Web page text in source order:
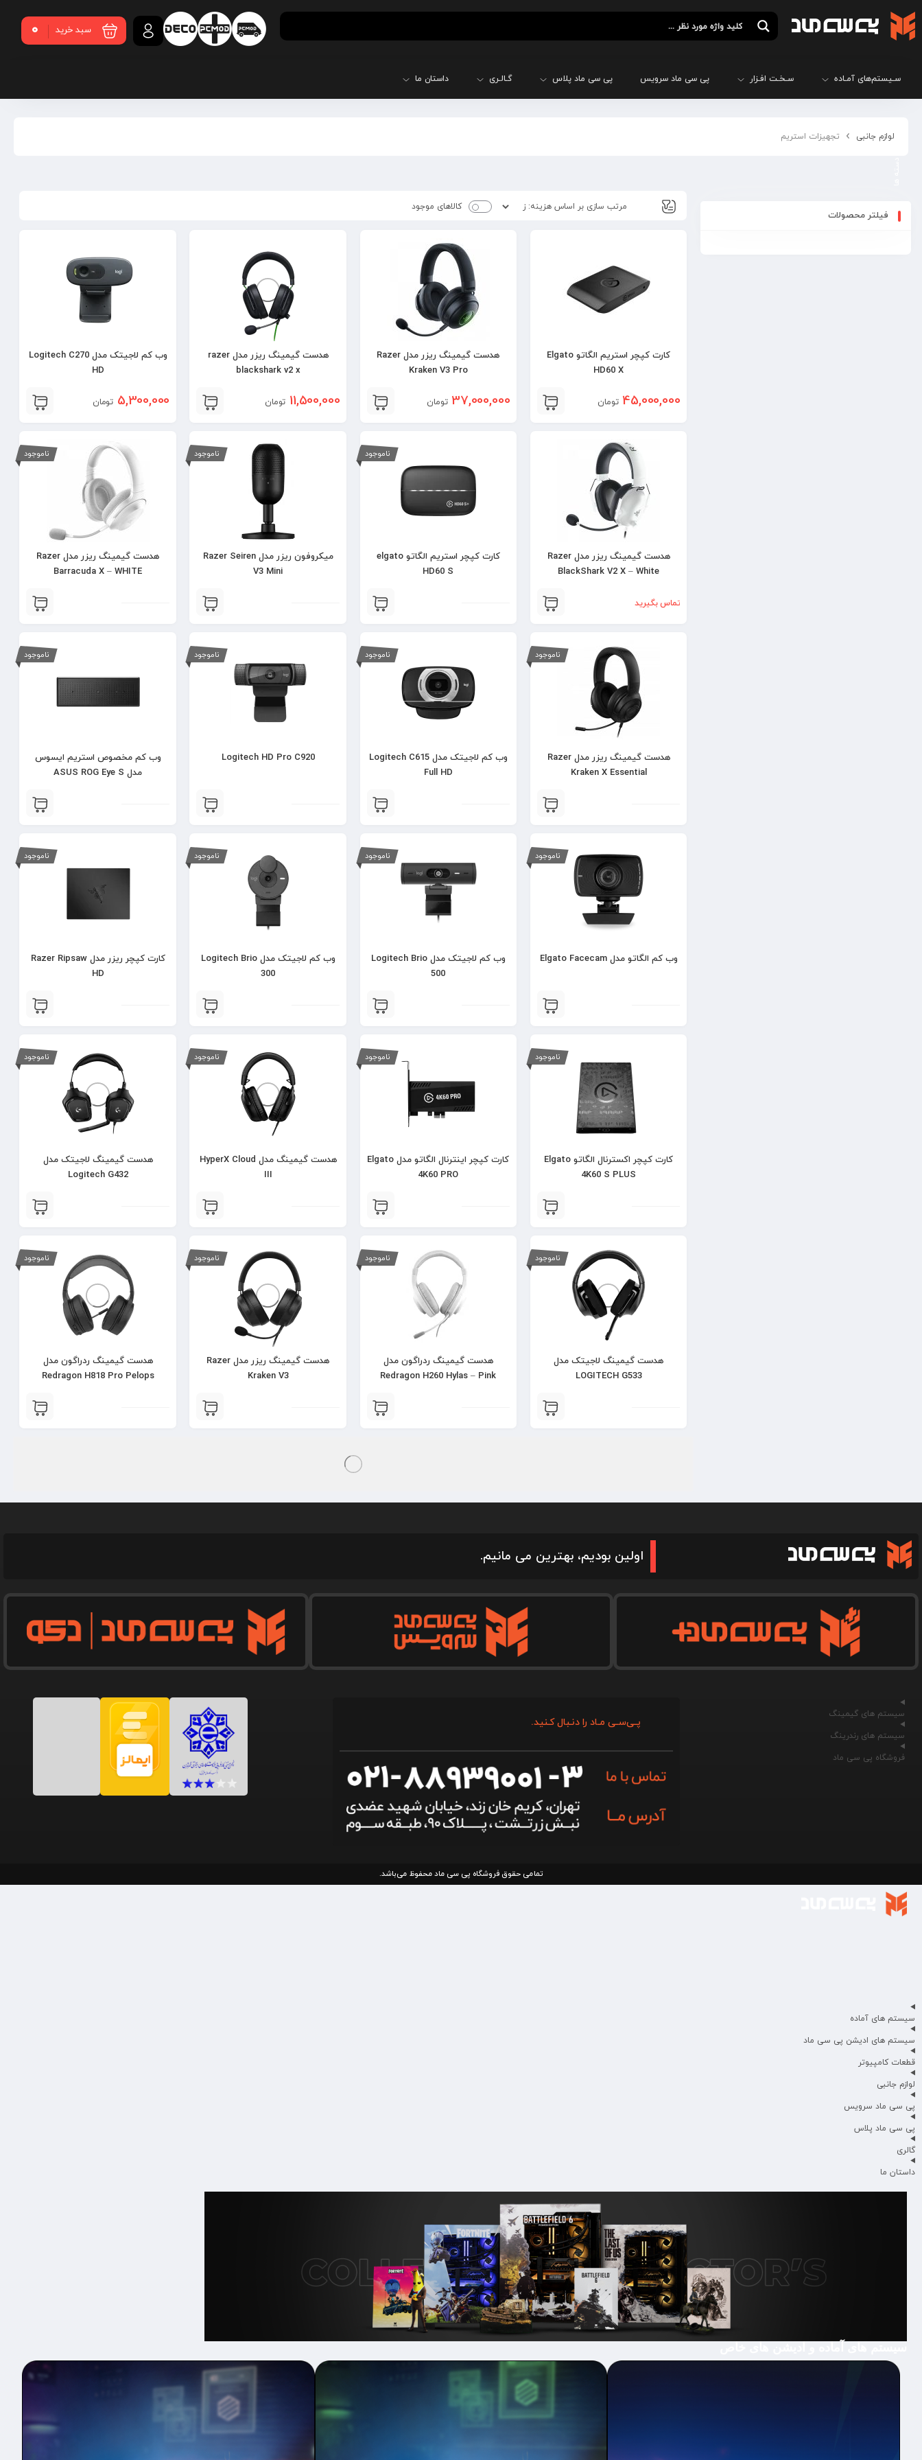
سبد خرید 0
سـیستم‌های آمـاده سـخـت افـزار پی سی ماد سرویس پی سی ماد پلاس گـالـری داستان ما
لوازم جانبی تجهیزات استریم
فیلتر محصولات
کالاهای موجود
کارت کپچر استریم الگاتو Elgato
HD60 X
45,000,000 تومان
هدست گیمینگ ریزر مدل Razer
Kraken V3 Pro
37,000,000 تومان
هدست گیمینگ ریزر مدل razer
blackshark v2 x
11,500,000 تومان
وب کم لاجیتک مدل Logitech C270
HD
5,300,000 تومان
هدست گیمینگ ریزر مدل Razer
BlackShark V2 X – White
تماس بگیرید
ناموجود
کارت کپچر استریم الگاتو elgato
HD60 S
ناموجود
میکروفون ریزر مدل Razer Seiren
V3 Mini
ناموجود
هدست گیمینگ ریزر مدل Razer
Barracuda X – WHITE
ناموجود
هدست گیمینگ ریزر مدل Razer
Kraken X Essential
ناموجود
وب کم لاجیتک مدل Logitech C615
Full HD
ناموجود
Logitech HD Pro C920
ناموجود
وب کم مخصوص استریم ایسوس
مدل ASUS ROG Eye S
ناموجود
وب کم الگاتو مدل Elgato Facecam
ناموجود
وب کم لاجیتک مدل Logitech Brio
500
ناموجود
وب کم لاجیتک مدل Logitech Brio
300
ناموجود
کارت کپچر ریزر مدل Razer Ripsaw
HD
ناموجود
کارت کپچر اکسترنال الگاتو Elgato
4K60 S PLUS
ناموجود
کارت کپچر اینترنال الگاتو مدل Elgato
4K60 PRO
ناموجود
هدست گیمینگ مدل HyperX Cloud
III
ناموجود
هدست گیمینگ لاجیتک مدل
Logitech G432
ناموجود
هدست گیمینگ لاجیتک مدل
LOGITECH G533
ناموجود
هدست گیمینگ ردراگون مدل
Redragon H260 Hylas – Pink
ناموجود
هدست گیمینگ ریزر مدل Razer
Kraken V3
ناموجود
هدست گیمینگ ردراگون مدل
Redragon H818 Pro Pelops
اولین بودیم، بهترین می مانیم.
سیستم های گیمینگ
سیستم های رندرینگ
فروشگاه پی سی ماد
پـی‌سـی مـاد را دنـبال کـنید.
تمامی حقوق فروشگاه پی سی ماد محفوظ می‌باشد.
سیستم های آماده
سیستم های ادیشن پی سی ماد
قطعات کامپیوتر
لوازم جانبی
پی سی ماد سرویس
پی سی ماد پلاس
گالری
داستان ما